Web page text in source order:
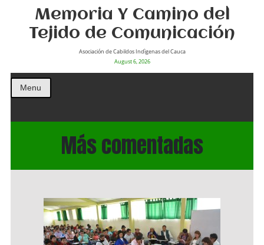
Memoria Y Camino del
Tejido de Comunicación
Asociación de Cabildos Indìgenas del Cauca
August 6, 2026
Menu
Más comentadas